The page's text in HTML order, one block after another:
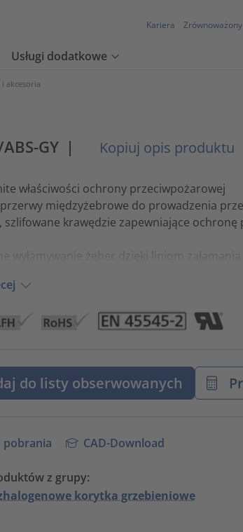
Kariera
Usługi dodatkowe
i akcesoria
GY | Kopiuj opis produktu
właściwości ochrony przeciwpożarowej
międzyżebrowe do prowadzenia
szlifowane krawędzie zapewniające
wyłamywanie żeber dzięki liniom załamania
do listy obserwowanych
pobrania CAD-Download
z grupy:
korytka grzebieniowe